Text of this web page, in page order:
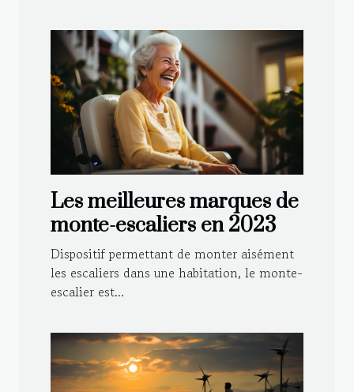
Les meilleures marques de
monte-escaliers en 2023
Dispositif permettant de monter aisément
les escaliers dans une habitation, le monte-
escalier est...